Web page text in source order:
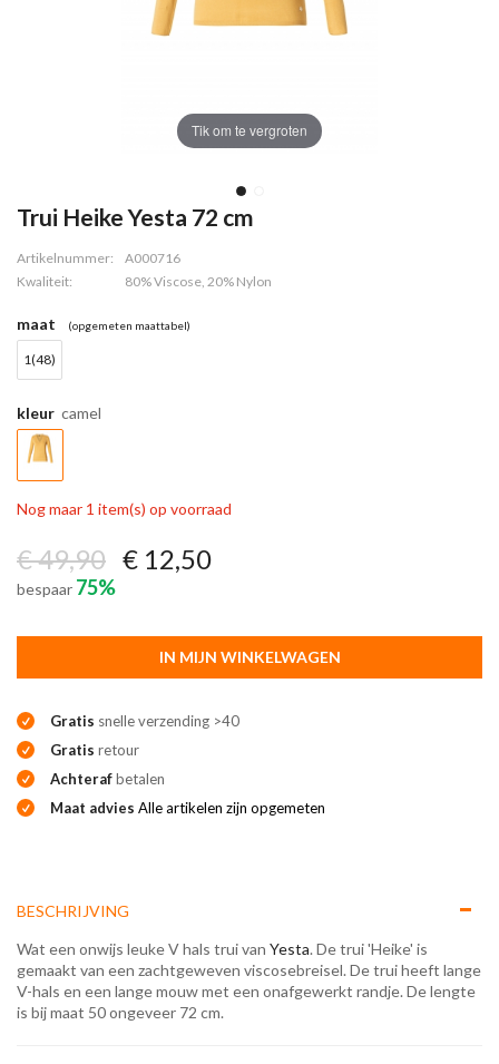
Tik om te vergroten
Trui Heike Yesta 72 cm
Artikelnummer:
A000716
Kwaliteit:
80% Viscose, 20% Nylon
maat (opgemeten maattabel)
1(48)
kleur camel
Nog maar 1 item(s) op voorraad
€ 49,90 € 12,50
bespaar 75%
IN MIJN WINKELWAGEN
Gratis snelle verzending >40
Gratis retour
Achterafbetalen
Maat advies Alle artikelen zijn opgemeten
BESCHRIJVING
Wat een onwijs leuke V hals trui van Yesta. De trui 'Heike' is
gemaakt van een zachtgeweven viscosebreisel. De trui heeft lange
V-hals en een lange mouw met een onafgewerkt randje. De lengte
is bij maat 50 ongeveer 72 cm.